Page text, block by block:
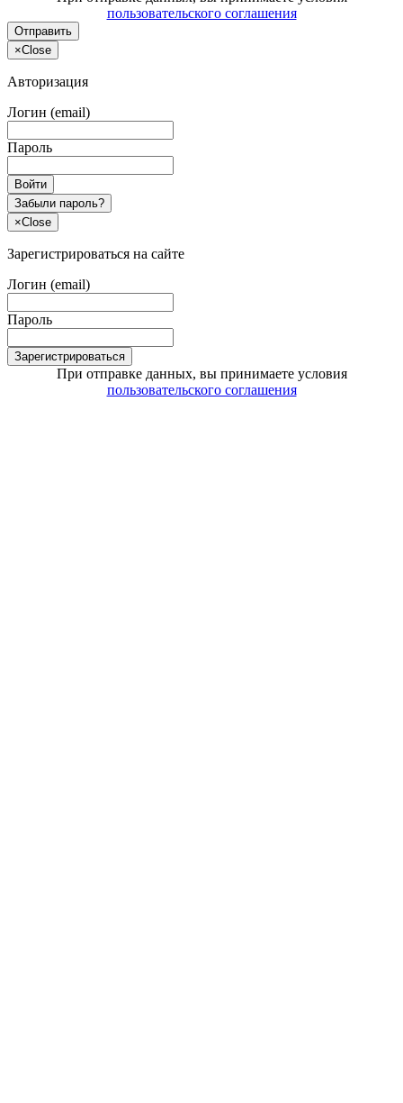
пользовательского соглашения
Отправить
×Close
Авторизация
Логин (email)
Пароль
Войти
Забыли пароль?
×Close
Зарегистрироваться на сайте
Логин (email)
Пароль
Зарегистрироваться
При отправке данных, вы принимаете условия
пользовательского соглашения